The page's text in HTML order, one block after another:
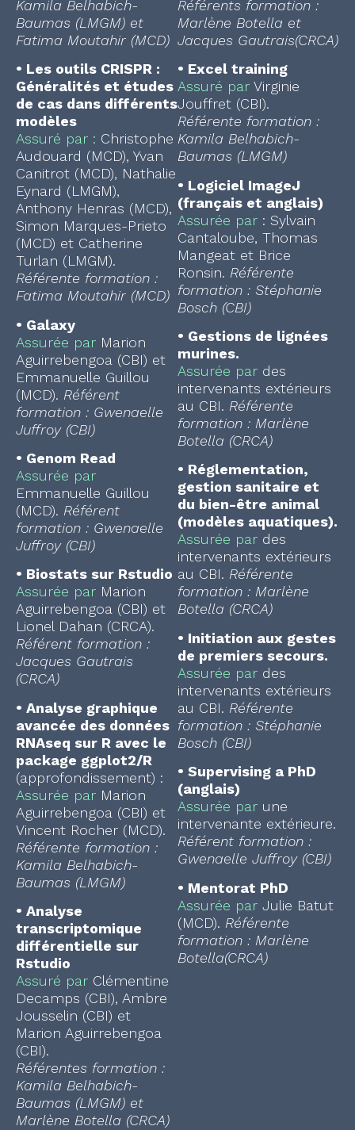
Kamila Belhabich-
Baumas (LMGM) et
Fatima Moutahir (MCD)
• Les outils CRISPR :
Généralités et études
de cas dans différents
modèles
Assuré par : Christophe
Audouard (MCD), Yvan
Canitrot (MCD), Nathalie
Eynard (LMGM),
Anthony Henras (MCD),
Simon Marques-Prieto
(MCD) et Catherine
Turlan (LMGM).
Référente formation :
Fatima Moutahir (MCD)
• Galaxy
Assurée par Marion
Aguirrebengoa (CBI) et
Emmanuelle Guillou
(MCD). Référent
formation : Gwenaelle
Juffroy (CBI)
• Genom Read
Assurée par
Emmanuelle Guillou
(MCD). Référent
formation : Gwenaelle
Juffroy (CBI)
• Biostats sur Rstudio
Assurée par Marion
Aguirrebengoa (CBI) et
Lionel Dahan (CRCA).
Référent formation :
Jacques Gautrais
(CRCA)
• Analyse graphique
avancée des données
RNAseq sur R avec le
package ggplot2/R
(approfondissement) :
Assurée par Marion
Aguirrebengoa (CBI) et
Vincent Rocher (MCD).
Référente formation :
Kamila Belhabich-
Baumas (LMGM)
• Analyse
transcriptomique
différentielle sur
Rstudio
Assuré par Clémentine
Decamps (CBI), Ambre
Jousselin (CBI) et
Marion Aguirrebengoa
(CBI).
Référentes formation :
Kamila Belhabich-
Baumas (LMGM) et
Marlène Botella (CRCA)
Référents formation :
Marlène Botella et
Jacques Gautrais(CRCA)
• Excel training
Assuré par Virginie
Jouffret (CBI).
Référente formation :
Kamila Belhabich-
Baumas (LMGM)
• Logiciel ImageJ
(français et anglais)
Assurée par : Sylvain
Cantaloube, Thomas
Mangeat et Brice
Ronsin. Référente
formation : Stéphanie
Bosch (CBI)
• Gestions de lignées
murines.
Assurée par des
intervenants extérieurs
au CBI. Référente
formation : Marlène
Botella (CRCA)
• Réglementation,
gestion sanitaire et
du bien-être animal
(modèles aquatiques).
Assurée par des
intervenants extérieurs
au CBI. Référente
formation : Marlène
Botella (CRCA)
• Initiation aux gestes
de premiers secours.
Assurée par des
intervenants extérieurs
au CBI. Référente
formation : Stéphanie
Bosch (CBI)
• Supervising a PhD
(anglais)
Assurée par une
intervenante extérieure.
Référent formation :
Gwenaelle Juffroy (CBI)
• Mentorat PhD
Assurée par Julie Batut
(MCD). Référente
formation : Marlène
Botella(CRCA)